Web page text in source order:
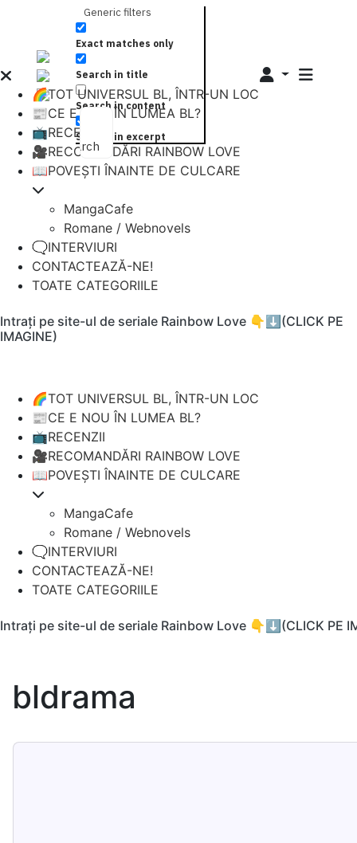
Search
Generic filters
Exact matches only
Search in title
Search in content
Search in excerpt
🌈TOT UNIVERSUL BL, ÎNTR-UN LOC
📰CE E NOU ÎN LUMEA BL?
📺RECENZII
🎥RECOMANDĂRI RAINBOW LOVE
📖POVEȘTI ÎNAINTE DE CULCARE
MangaCafe
Romane / Webnovels
🗨️INTERVIURI
CONTACTEAZĂ-NE!
TOATE CATEGORIILE
Intrați pe site-ul de seriale Rainbow Love 👇⬇️(CLICK PE
IMAGINE)
🌈TOT UNIVERSUL BL, ÎNTR-UN LOC
📰CE E NOU ÎN LUMEA BL?
📺RECENZII
🎥RECOMANDĂRI RAINBOW LOVE
📖POVEȘTI ÎNAINTE DE CULCARE
MangaCafe
Romane / Webnovels
🗨️INTERVIURI
CONTACTEAZĂ-NE!
TOATE CATEGORIILE
Intrați pe site-ul de seriale Rainbow Love 👇⬇️(CLICK PE
bldrama